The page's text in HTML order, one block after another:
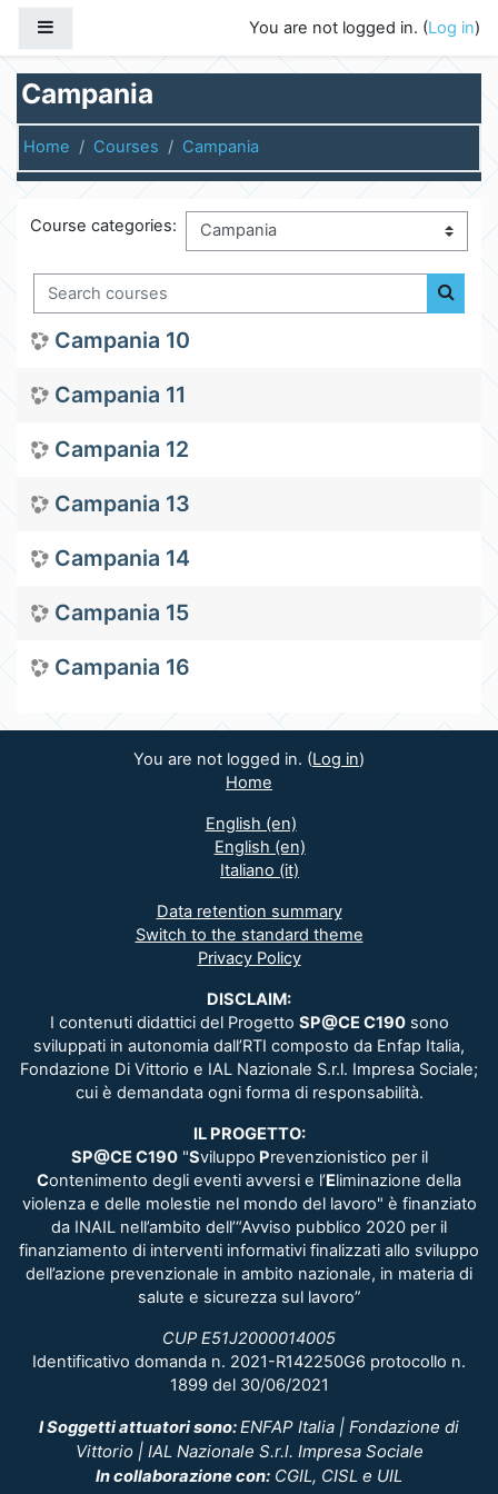
You are not logged in. (Log in)
Campania
Home Courses Campania
Course categories:
Search courses
Campania 10
Campania 11
Campania 12
Campania 13
Campania 14
Campania 15
Campania 16
You are not logged in. (Log in)
Home
English ‎(en)‎
English ‎(en)‎
Italiano ‎(it)‎
Data retention summary
Switch to the standard theme
Privacy Policy
DISCLAIM:
I contenuti didattici del Progetto SP@CE C190sono
sviluppati in autonomia dall’RTI composto da Enfap Italia,
Fondazione Di Vittorio e IAL Nazionale S.r.l. Impresa Sociale;
cui è demandata ogni forma di responsabilità.
IL PROGETTO:
SP@CE C190"Sviluppo Prevenzionistico per il
Contenimento degli eventi avversi e l’Eliminazione della
violenza e delle molestie nel mondo del lavoro" è finanziato
da INAIL nell’ambito dell’“Avviso pubblico 2020 per il
finanziamento di interventi informativi finalizzati allo sviluppo
dell’azione prevenzionale in ambito nazionale, in materia di
salute e sicurezza sul lavoro”
CUP E51J2000014005
Identificativo domanda n. 2021-R142250G6 protocollo n.
1899 del 30/06/2021
I Soggetti attuatori sono:ENFAP Italia | Fondazione di
Vittorio | IAL Nazionale S.r.l. Impresa Sociale
In collaborazione con: CGIL, CISL e UIL